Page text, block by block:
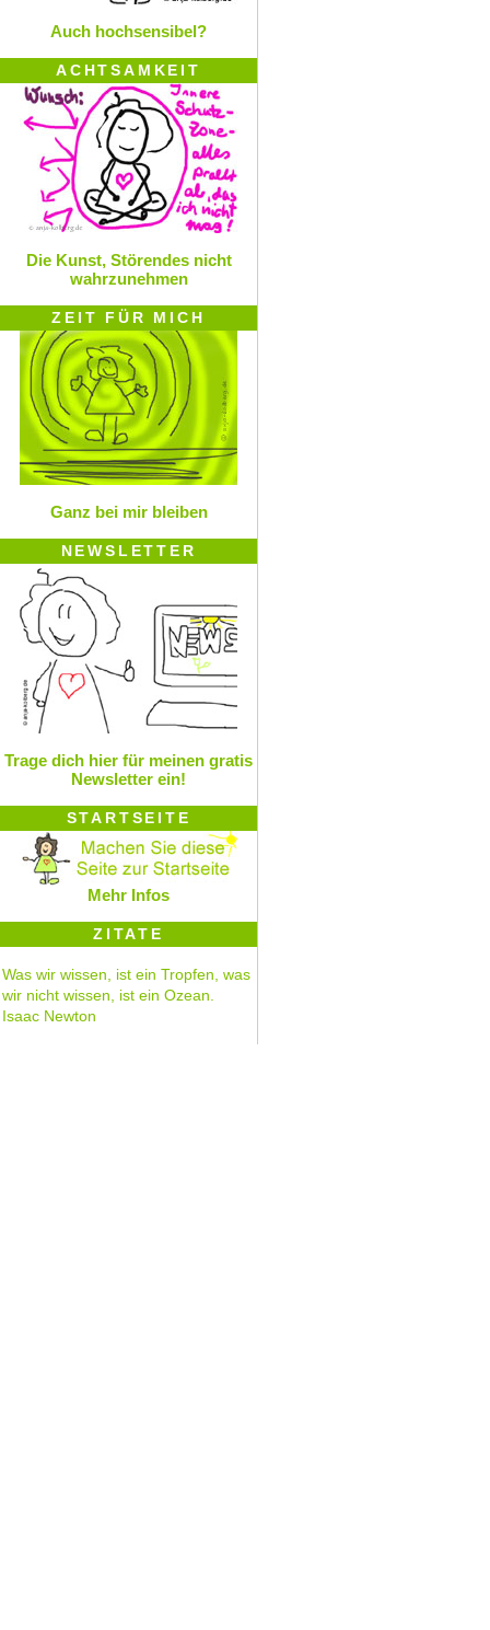
Auch hochsensibel?
ACHTSAMKEIT
Die Kunst, Störendes nicht
wahrzunehmen
ZEIT FÜR MICH
Ganz bei mir bleiben
NEWSLETTER
Trage dich hier für meinen gratis
Newsletter ein!
STARTSEITE
Mehr Infos
ZITATE
Was wir wissen, ist ein Tropfen, was
wir nicht wissen, ist ein Ozean.
Isaac Newton